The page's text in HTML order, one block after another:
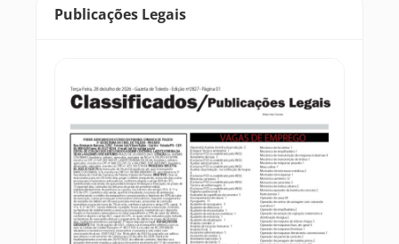
Publicações Legais